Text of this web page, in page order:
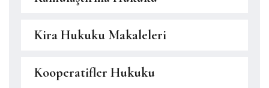
Kira Hukuku Makaleleri
Kooperatifler Hukuku